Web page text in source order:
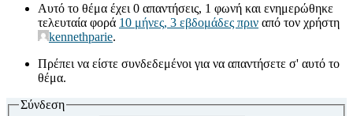
Αυτό το θέμα έχει 0 απαντήσεις, 1 φωνή και ενημερώθηκε
τελευταία φορά 10 μήνες, 3 εβδομάδες πριν από τον χρήστη
kennethparie.
Πρέπει να είστε συνδεδεμένοι για να απαντήσετε σ' αυτό το
θέμα.
Σύνδεση